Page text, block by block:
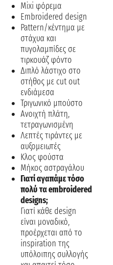
Mixi φόρεμα
Embroidered design
Pattern/κέντημα με
στάχυα και
πυγολαμπίδες σε
τιρκουάζ φόντο
Διπλό λάστιχο στο
στήθος με cut out
ενδιάμεσα
Τριγωνικό μπούστο
Ανοιχτή πλάτη,
τετραγωνισμένη
Λεπτές τιράντες με
αυξομειωτές
Κλος φούστα
Μήκος αστραγάλου
Γιατί αγαπάμε τόσο
πολύ τα embroidered
designs;
Γιατί κάθε design
είναι μοναδικό,
προέρχεται από το
inspiration της
υπόλοιπης συλλογής